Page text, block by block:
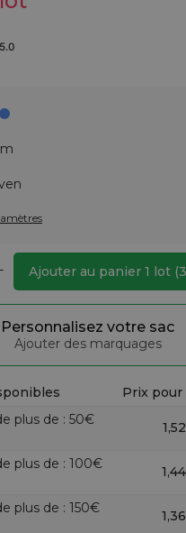
5.0
Ajouter au panier 1 lot (3
Personnalisez votre sac
Ajouter des marquages
Prix
plus de : 50€
plus de : 100€
plus de : 150€